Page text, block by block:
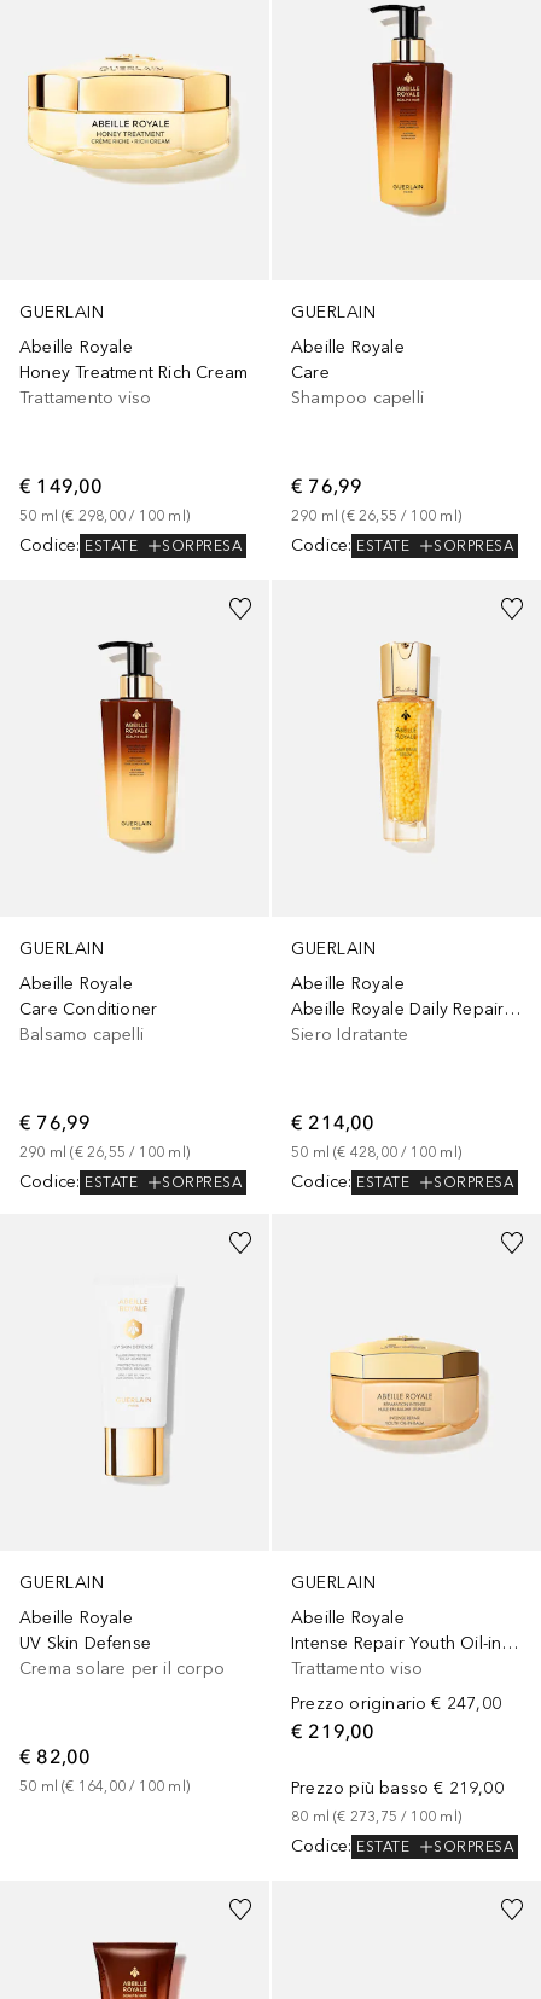
GUERLAIN
Abeille Royale
Honey Treatment Rich Cream
Trattamento viso
€ 149,00
50 ml (€ 298,00 / 100 ml )
Codice: ESTATE SORPRESA
GUERLAIN
Abeille Royale
Care
Shampoo capelli
€ 76,99
290 ml (€ 26,55 / 100 ml )
Codice: ESTATE SORPRESA
GUERLAIN
Abeille Royale
Care Conditioner
Balsamo capelli
€ 76,99
290 ml (€ 26,55 / 100 ml )
Codice: ESTATE SORPRESA
GUERLAIN
Abeille Royale
Abeille Royale Daily Repair Serum
Siero Idratante
€ 214,00
50 ml (€ 428,00 / 100 ml )
Codice: ESTATE SORPRESA
GUERLAIN
Abeille Royale
UV Skin Defense
Crema solare per il corpo
€ 82,00
50 ml (€ 164,00 / 100 ml )
GUERLAIN
Abeille Royale
Intense Repair Youth Oil-in-Balm
Trattamento viso
Prezzo originario € 247,00
€ 219,00
Prezzo più basso € 219,00
80 ml (€ 273,75 / 100 ml )
Codice: ESTATE SORPRESA